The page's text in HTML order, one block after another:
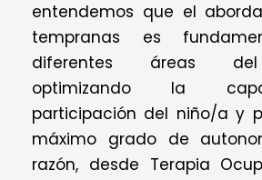
entendemos que el
tempranas es
diferentes áreas del
optimizando la
participación del niño/a y
máximo grado de
razón, desde Terapia